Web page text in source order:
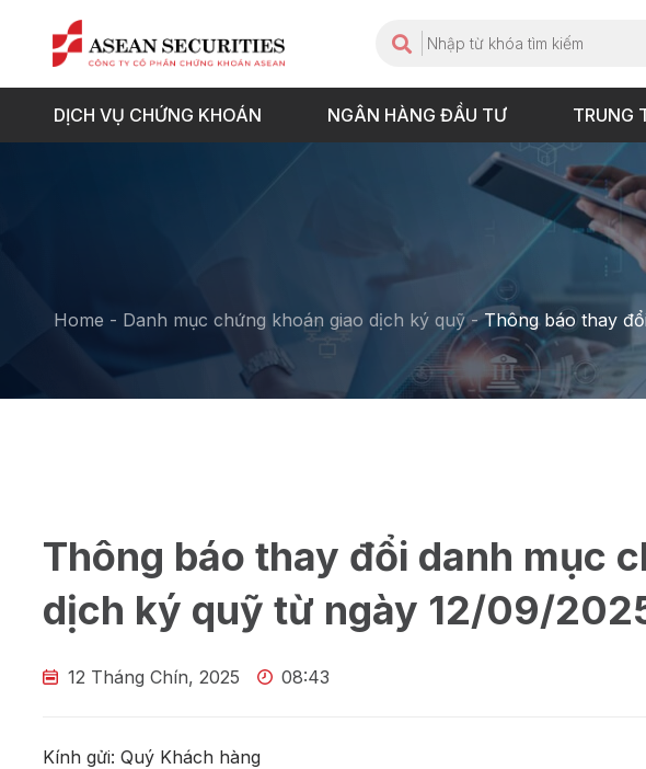
DỊCH VỤ CHỨNG KHOÁN NGÂN HÀNG ĐẦU TƯ TRUNG
Home - Danh mục chứng khoán giao dịch ký quỹ-Thông báo thay
Thông báo thay đổi danh mục
dịch ký quỹ từ ngày 12/09/
12 Tháng Chín, 2025 08:43
Kính gửi: Quý Khách hàng